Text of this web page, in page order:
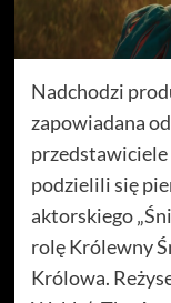
Nadchodzi
zapowiadana
podzielili się
aktorskiego
rolę Królewny
Królowa.